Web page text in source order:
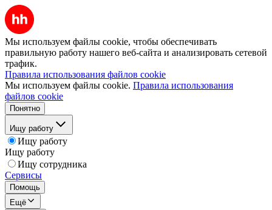
Мы используем файлы cookie, чтобы обеспечивать
правильную работу нашего веб-сайта и анализировать сетевой
трафик.
Правила использования файлов cookie
Мы используем файлы cookie. Правила использования
файлов cookie
Понятно
Ищу работу
Ищу работу
Ищу работу
Ищу сотрудника
Сервисы
Помощь
Ещё